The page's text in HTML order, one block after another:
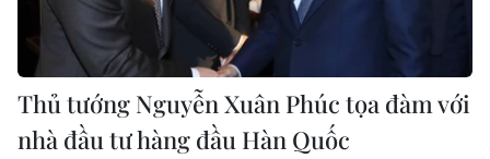
Thủ tướng Nguyễn Xuân Phúc tọa đàm với
nhà đầu tư hàng đầu Hàn Quốc